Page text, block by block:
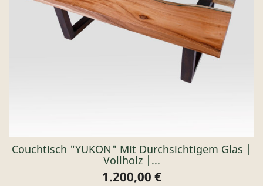
Couchtisch "YUKON" Mit Durchsichtigem Glas |
Vollholz |...
Preis
1.200,00 €